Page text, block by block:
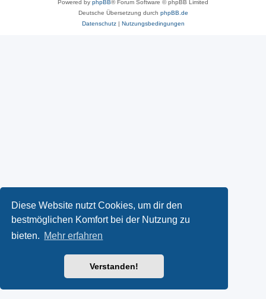
Diese Website nutzt Cookies, um dir den
bestmöglichen Komfort bei der Nutzung zu
bieten. Mehr erfahren
Verstanden!
Powered by phpBB® Forum Software © phpBB Limited
Deutsche Übersetzung durch phpBB.de
Datenschutz| Nutzungsbedingungen